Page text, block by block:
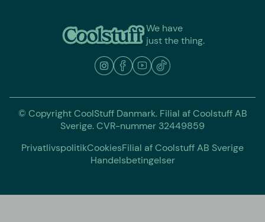
We have
just the thing.
© Copyright CoolStuff Danmark. Filial af Coolstuff AB
Sverige. CVR-nummer 32449859
PrivatlivspolitikCookiesFilial af Coolstuff AB Sverige
Handelsbetingelser